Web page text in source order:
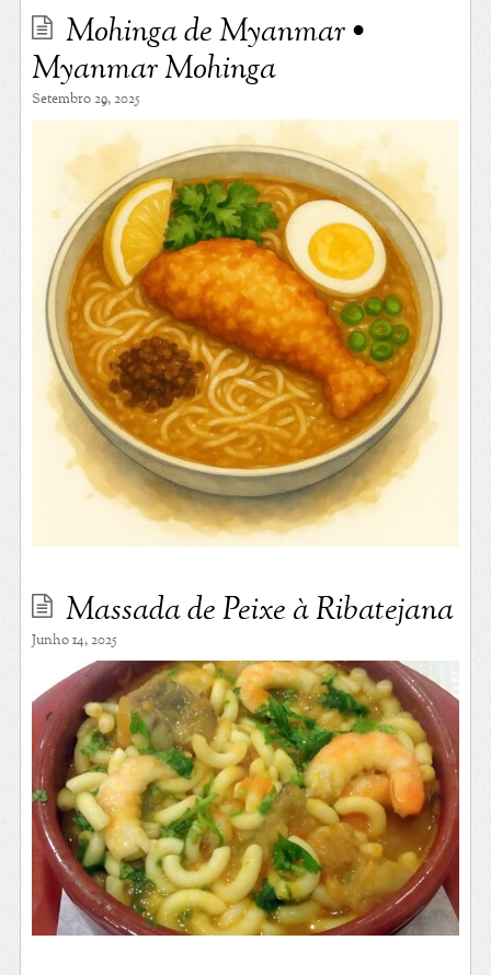
Mohinga de Myanmar •
Myanmar Mohinga
Setembro 29, 2025
Massada de Peixe à Ribatejana
Junho 14, 2025